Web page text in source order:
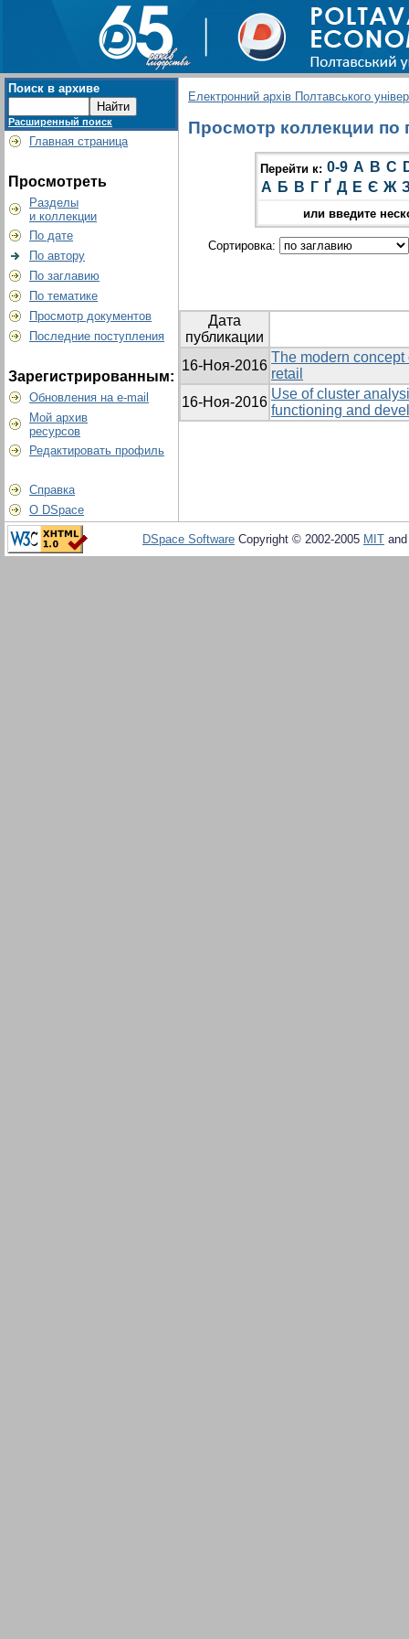
Поиск в архиве
Расширенный поиск
Главная страница
Просмотреть
Разделы
и коллекции
По дате
По автору
По заглавию
По тематике
Просмотр документов
Последние поступления
Зарегистрированным:
Обновления на e-mail
Мой архив
ресурсов
Редактировать профиль
Справка
О DSpace
Електронний архів Полтавського
Просмотр коллекции по
Перейти к: 0-9 A B C
А Б В Г Ґ Д Е Є Ж
или введите
Сортировка:
Дата
публикации
16-Ноя-2016
The modern
retail
16-Ноя-2016
Use of cluster
functioning and
DSpace Software Copyright © 2002-2005 MIT